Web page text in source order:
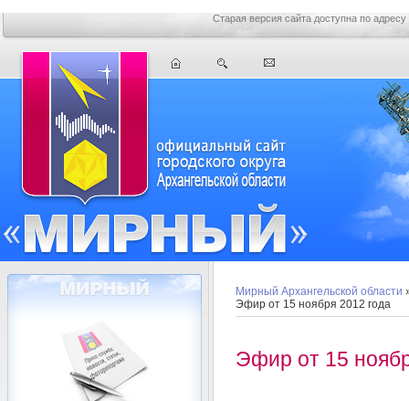
Старая версия сайта доступна по адресу
Мирный Архангельской области
Эфир от 15 ноября 2012 года
Эфир от 15